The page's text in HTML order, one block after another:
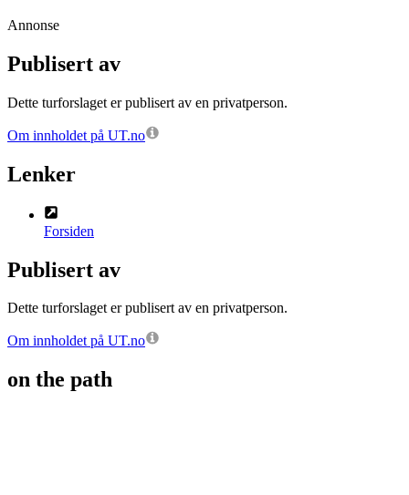
Annonse
Publisert av
Dette turforslaget er publisert av en privatperson.
Om innholdet på UT.no
Lenker
Forsiden
Publisert av
Dette turforslaget er publisert av en privatperson.
Om innholdet på UT.no
on the path